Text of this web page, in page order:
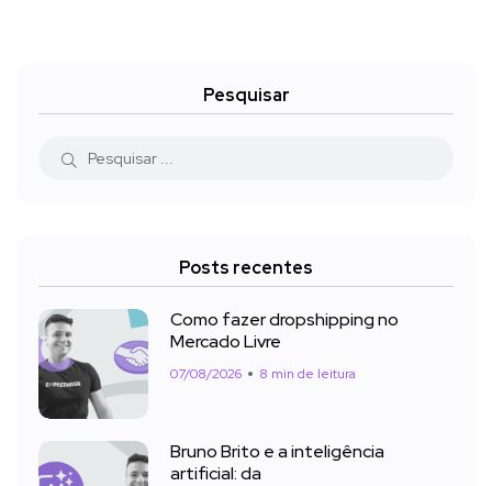
Pesquisar
Posts recentes
Como fazer dropshipping no
Mercado Livre
07/08/2026 8 min de leitura
Bruno Brito e a inteligência
artificial: da